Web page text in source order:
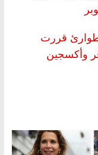
طوارئ قررت
وأكسجين